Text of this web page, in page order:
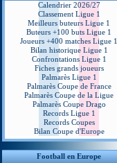
Calendrier 2026/27
Classement Ligue 1
Meilleurs buteurs Ligue 1
Buteurs +100 buts Ligue 1
Joueurs +400 matches Ligue 1
Bilan historique Ligue 1
Confrontations Ligue 1
Fiches grands joueurs
Palmarès Ligue 1
Palmarès Coupe de France
Palmarès Coupe de la Ligue
Palmarès Coupe Drago
Records Ligue 1
Records Coupes
Bilan Coupe d'Europe
Football en Europe